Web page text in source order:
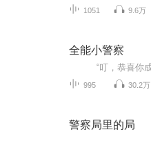
1051 9.6万
全能小警察
995 30.2万
警察局里的局